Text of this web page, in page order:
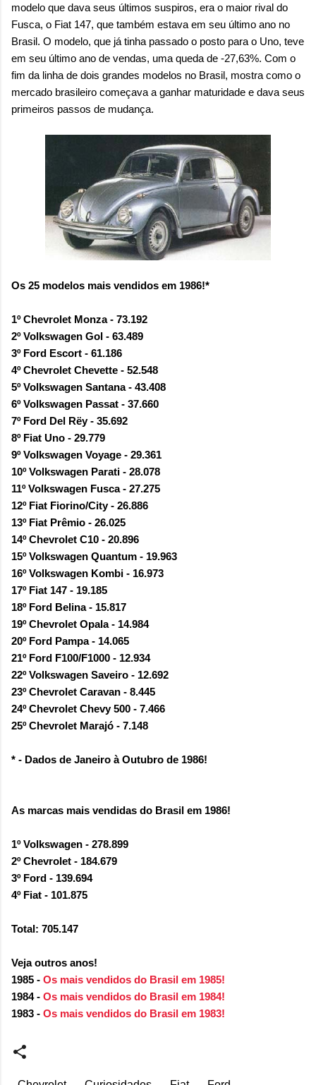
modelo que dava seus últimos suspiros, era o maior rival do
Fusca, o Fiat 147, que também estava em seu último ano no
Brasil. O modelo, que já tinha passado o posto para o Uno, teve
em seu último ano de vendas, uma queda de -27,63%. Com o
fim da linha de dois grandes modelos no Brasil, mostra como o
mercado brasileiro começava a ganhar maturidade e dava seus
primeiros passos de mudança.
Os 25 modelos mais vendidos em 1986!*
1º Chevrolet Monza - 73.192
2º Volkswagen Gol - 63.489
3º Ford Escort - 61.186
4º Chevrolet Chevette - 52.548
5º Volkswagen Santana - 43.408
6º Volkswagen Passat - 37.660
7º Ford Del Rëy - 35.692
8º Fiat Uno - 29.779
9º Volkswagen Voyage - 29.361
10º Volkswagen Parati - 28.078
11º Volkswagen Fusca - 27.275
12º Fiat Fiorino/City - 26.886
13º Fiat Prêmio - 26.025
14º Chevrolet C10 - 20.896
15º Volkswagen Quantum - 19.963
16º Volkswagen Kombi - 16.973
17º Fiat 147 - 19.185
18º Ford Belina - 15.817
19º Chevrolet Opala - 14.984
20º Ford Pampa - 14.065
21º Ford F100/F1000 - 12.934
22º Volkswagen Saveiro - 12.692
23º Chevrolet Caravan - 8.445
24º Chevrolet Chevy 500 - 7.466
25º Chevrolet Marajó - 7.148
* - Dados de Janeiro à Outubro de 1986!
As marcas mais vendidas do Brasil em 1986!
1º Volkswagen - 278.899
2º Chevrolet - 184.679
3º Ford - 139.694
4º Fiat - 101.875
Total: 705.147
Veja outros anos!
1985 - Os mais vendidos do Brasil em 1985!
1984 - Os mais vendidos do Brasil em 1984!
1983 - Os mais vendidos do Brasil em 1983!